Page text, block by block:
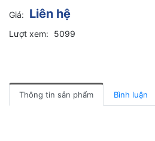
Giá: Liên hệ
Lượt xem: 5099
Thông tin sản phẩm Bình luận